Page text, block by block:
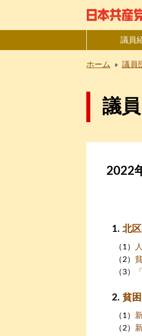
議員
ホーム » 議員
議
2022
北
貧